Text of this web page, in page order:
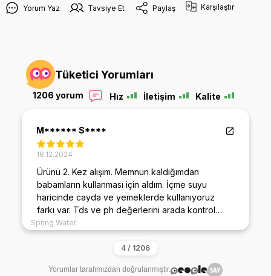
Yorum Yaz Tavsiye Et Paylaş Karşılaştır
Tüketici Yorumları
1206 yorum Hız İletişim Kalite
M****** S****
18.12.2024
Ürünü 2. Kez alışım. Memnun kaldığımdan
babamların kullanması için aldım. İçme suyu
haricinde cayda ve yemeklerde kullanıyoruz
farkı var. Tds ve ph değerlerini arada kontrol
ediyorum sürekli benzer değerde. ilkini alalı 4 yıl
oldu filtreleride aynı marka tercih ediyorum
ağırlığı bile diğer marka filtrelerden fazla. Şuan 3.
ariticiyida alacağım dükkanda kullanmak için.
Spring Water
Yorumlar tarafımızdan doğrulanmıştır.